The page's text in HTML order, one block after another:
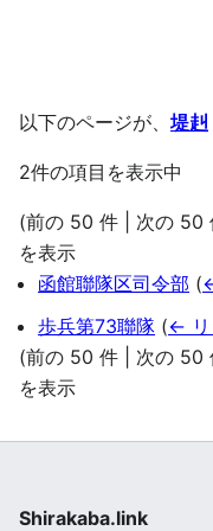
以下のページが、 堤赳
2件の項目を表示中
(前の 50 件 次の 50
を表示
函館聯隊区司令部 (
歩兵第73聯隊 (← リ
(前の 50 件 次の 50
を表示
Shirakaba.link